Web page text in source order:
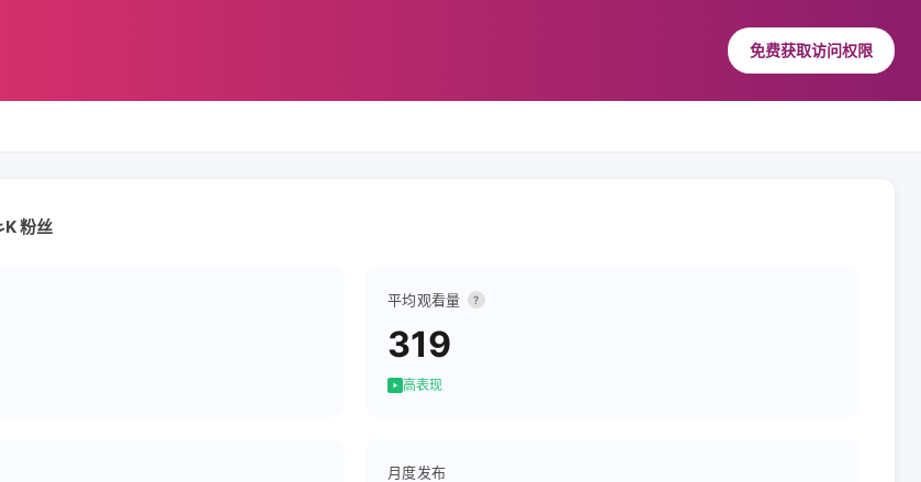
免费获取访问权限
عماد عوينة /أ/59 | 4.5K 粉丝
平均观看量 ?
319
高表现
月度发布